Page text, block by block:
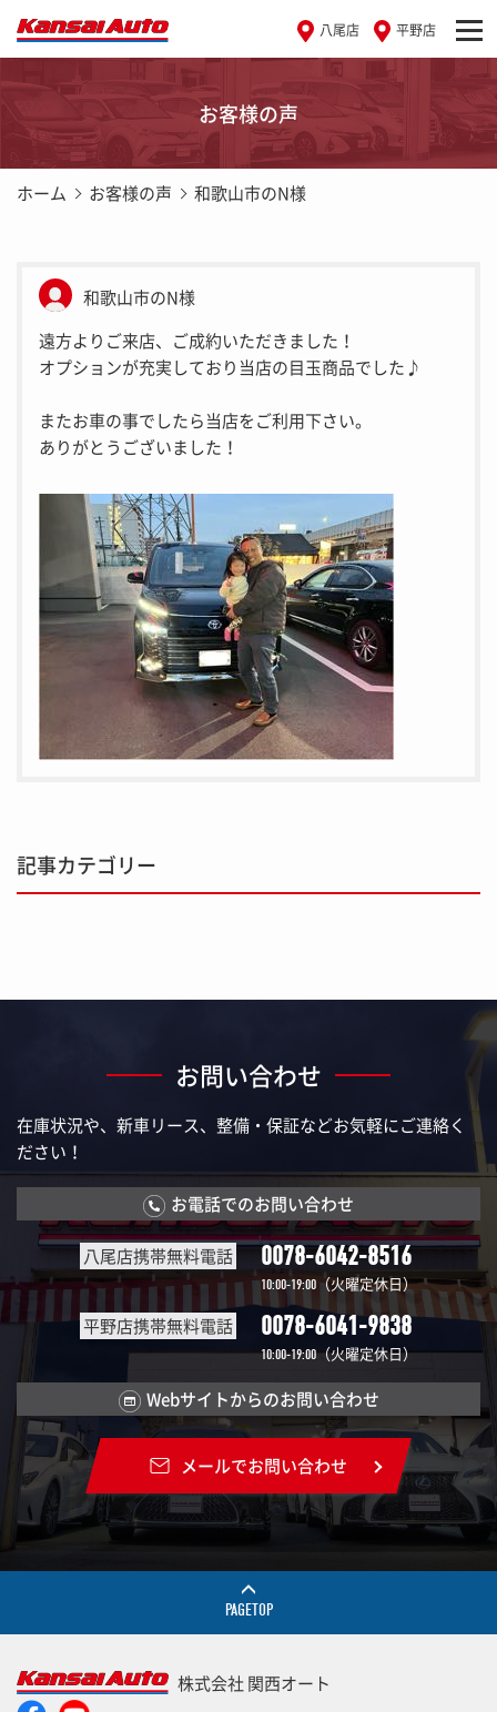
八尾店 平野店
お客様の声
ホーム お客様の声 和歌山市のN様
和歌山市のN様
遠方よりご来店、ご成約いただきました！
オプションが充実しており当店の目玉商品でした♪
またお車の事でしたら当店をご利用下さい。
ありがとうございました！
記事カテゴリー
お問い合わせ
在庫状況や、新車リース、整備・保証などお気軽にご連絡く
ださい！
お電話でのお問い合わせ
八尾店携帯無料電話 0078-6042-8516
10:00-19:00 （火曜定休日）
平野店携帯無料電話 0078-6041-9838
10:00-19:00（火曜定休日）
Webサイトからのお問い合わせ
メールでお問い合わせ
PAGETOP
株式会社 関西オート